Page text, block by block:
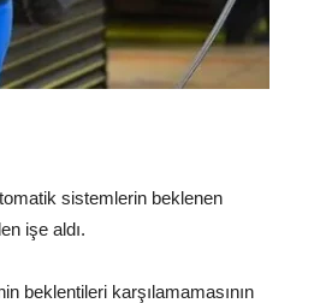
sistemlerin beklenen
işe aldı.
beklentileri karşılamamasının